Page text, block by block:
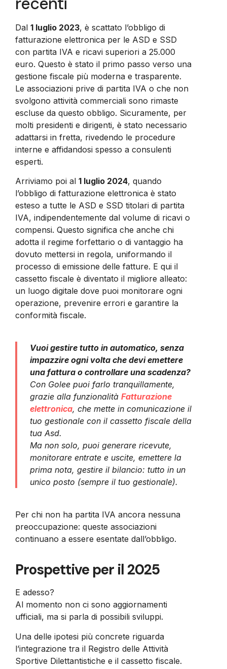
Dal 1 luglio 2023, è scattato l’obbligo di
fatturazione elettronica per le ASD e SSD
con partita IVA e ricavi superiori a 25.000
euro. Questo è stato il primo passo verso una
gestione fiscale più moderna e trasparente.
Le associazioni prive di partita IVA o che non
svolgono attività commerciali sono rimaste
escluse da questo obbligo. Sicuramente, per
molti presidenti e dirigenti, è stato necessario
adattarsi in fretta, rivedendo le procedure
interne e affidandosi spesso a consulenti
esperti.
Arriviamo poi al 1 luglio 2024, quando
l’obbligo di fatturazione elettronica è stato
esteso a tutte le ASD e SSD titolari di partita
IVA, indipendentemente dal volume di ricavi o
compensi. Questo significa che anche chi
adotta il regime forfettario o di vantaggio ha
dovuto mettersi in regola, uniformando il
processo di emissione delle fatture. E qui il
cassetto fiscale è diventato il migliore alleato:
un luogo digitale dove puoi monitorare ogni
operazione, prevenire errori e garantire la
conformità fiscale.
Vuoi gestire tutto in automatico, senza
impazzire ogni volta che devi emettere
una fattura o controllare una scadenza?
Con Golee puoi farlo tranquillamente,
grazie alla funzionalità Fatturazione
elettronica, che mette in comunicazione il
tuo gestionale con il cassetto fiscale della
tua Asd.
Ma non solo, puoi generare ricevute,
monitorare entrate e uscite, emettere la
prima nota, gestire il bilancio: tutto in un
unico posto (sempre il tuo gestionale).
Per chi non ha partita IVA ancora nessuna
preoccupazione: queste associazioni
continuano a essere esentate dall’obbligo.
Prospettive per il 2025
E adesso?
Al momento non ci sono aggiornamenti
ufficiali, ma si parla di possibili sviluppi.
Una delle ipotesi più concrete riguarda
l’integrazione tra il Registro delle Attività
Sportive Dilettantistiche e il cassetto fiscale.